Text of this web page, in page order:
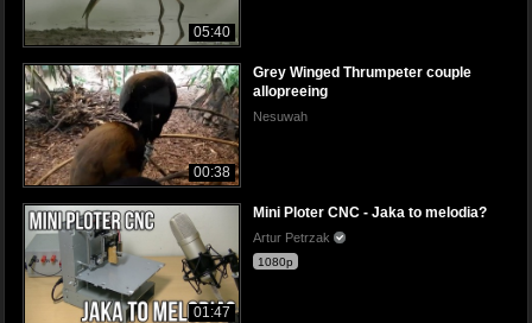
05:40
00:38
Grey Winged Thrumpeter couple
allopreeing
Nesuwah
01:47
Mini Ploter CNC - Jaka to melodia?
Artur Petrzak
1080p